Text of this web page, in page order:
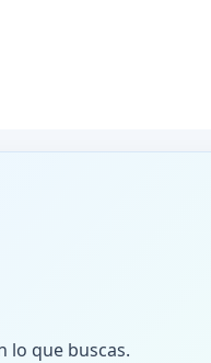
lo que buscas.